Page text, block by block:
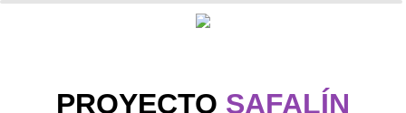
PROYECTO SAFALÍN